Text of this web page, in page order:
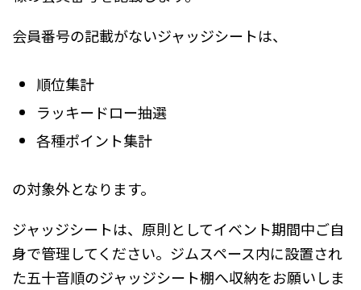
会員番号の記載がないジャッジシートは、
順位集計
ラッキードロー抽選
各種ポイント集計
の対象外となります。
ジャッジシートは、原則としてイベント期間中ご自
身で管理してください。ジムスペース内に設置され
た五十音順のジャッジシート棚へ収納をお願いしま